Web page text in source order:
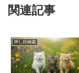
関連記事
押し目検索